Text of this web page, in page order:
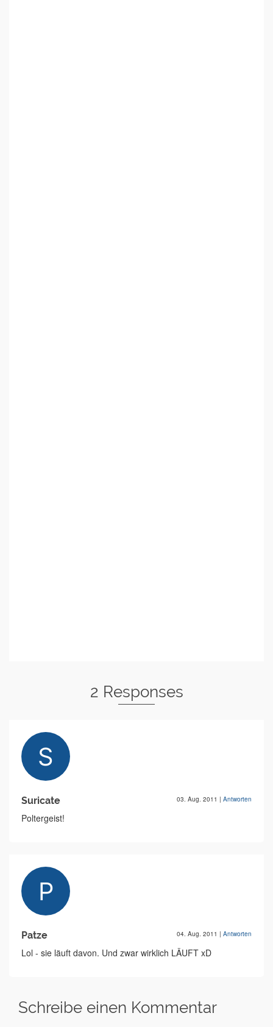
2 Responses
Suricate 03. Aug. 2011 | Antworten
Poltergeist!
Patze 04. Aug. 2011 | Antworten
Lol - sie läuft davon. Und zwar wirklich LÄUFT xD
Schreibe einen Kommentar